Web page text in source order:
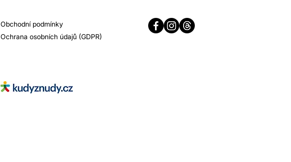
Obchodní podmínky
Ochrana osobních údajů (GDPR)